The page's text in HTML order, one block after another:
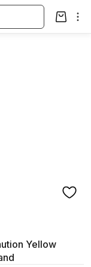
Yellow